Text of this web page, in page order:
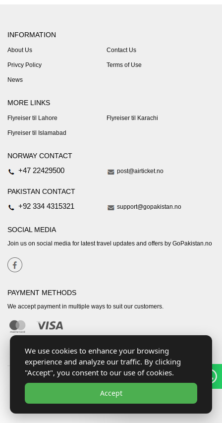
INFORMATION
About Us Contact Us
Privcy Policy Terms of Use
News
MORE LINKS
Flyreiser til Lahore Flyreiser til Karachi
Flyreiser til Islamabad
NORWAY CONTACT
+47 22429500 post@airticket.no
PAKISTAN CONTACT
+92 334 4315321 support@gopakistan.no
SOCIAL MEDIA
Join us on social media for latest travel updates and offers by GoPakistan.no
PAYMENT METHODS
We accept payment in multiple ways to suit our customers.
We use cookies to enhance your browsing
experience and analyze our traffic. By clicking
"Accept", you consent to our use of cookies.
Accept